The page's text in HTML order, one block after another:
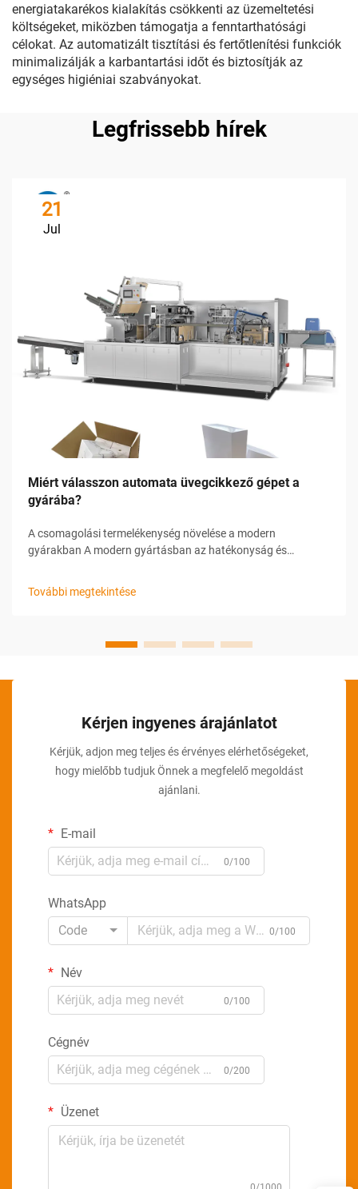
energiatakarékos kialakítás csökkenti az üzemeltetési
költségeket, miközben támogatja a fenntarthatósági
célokat. Az automatizált tisztítási és fertőtlenítési funkciók
minimalizálják a karbantartási időt és biztosítják az
egységes higiéniai szabványokat.
Legfrissebb hírek
21
Jul
Miért válasszon automata üvegcikkező gépet a
gyárába?
A csomagolási termelékenység növelése a modern
gyárakban A modern gyártásban az hatékonyság és
csomagolási folyamatban, különösen azokban az
További megtekintése
Kérjen ingyenes árajánlatot
Kérjük, adjon meg teljes és érvényes elérhetőségeket,
hogy mielőbb tudjuk Önnek a megfelelő megoldást
ajánlani.
E-mail
0/100
WhatsApp
Code
0/100
Név
0/100
Cégnév
0/200
Üzenet